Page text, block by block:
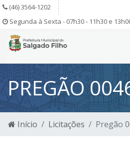
(46) 3564-1202
Segunda à Sexta - 07h30 - 11h30 e
PREGÃO
Início Licitações Pregão